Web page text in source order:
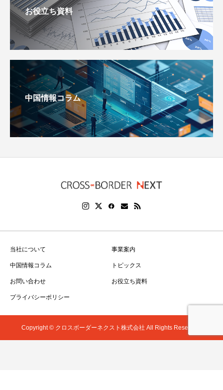
お役立ち資料
中国情報コラム
当社について 事業案内
中国情報コラム トピックス
お問い合わせ お役立ち資料
プライバシーポリシー
Copyright © クロスボーダーネクスト株式会社 All Rights Reserved.